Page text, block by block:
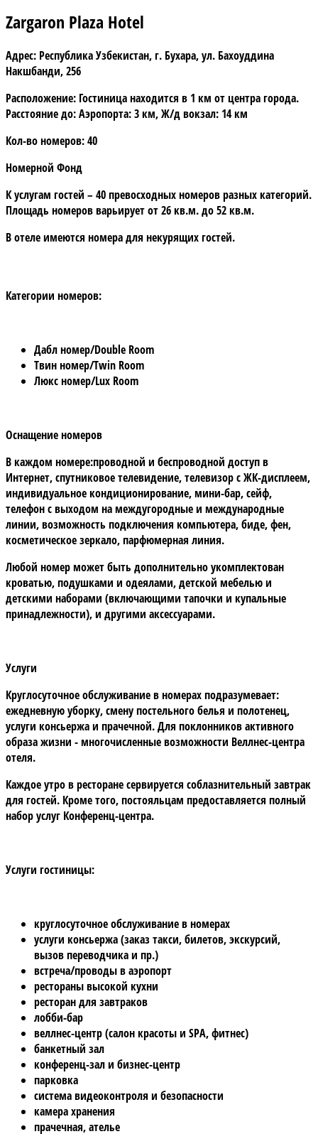
Zargaron Plaza Hotel
Адрес: Республика Узбекистан, г. Бухара, ул. Бахоуддина
Накшбанди, 256
Расположение: Гостиница находится в 1 км от центра города.
Расстояние до: Аэропорта: 3 км, Ж/д вокзал: 14 км
Кол-во номеров:40
Номерной Фонд
К услугам гостей – 40превосходных номеров разных категорий.
Площадь номеров варьирует от 26 кв.м. до 52 кв.м.
В отеле имеются номера для некурящих гостей.
Категории номеров:
Дабл номер/Double Room
Твин номер/Twin Room
Люкс номер/Lux Room
Оснащение номеров
В каждом номере:проводной и беспроводной доступ в
Интернет, спутниковое телевидение, телевизор с ЖК-дисплеем,
индивидуальное кондиционирование, мини-бар, сейф,
телефон с выходом на междугородные и международные
линии, возможность подключения компьютера, биде, фен,
косметическое зеркало, парфюмерная линия.
Любой номер может быть дополнительно укомплектован
кроватью, подушками и одеялами, детской мебелью и
детскими наборами (включающими тапочки и купальные
принадлежности), и другими аксессуарами.
Услуги
Круглосуточное обслуживание в номерах подразумевает:
ежедневную уборку, смену постельного белья и полотенец,
услуги консьержа и прачечной. Для поклонников активного
образа жизни - многочисленные возможности Веллнес-центра
отеля.
Каждое утро в ресторане сервируется соблазнительный завтрак
для гостей. Кроме того, постояльцам предоставляется полный
набор услуг Конференц-центра.
Услуги гостиницы:
круглосуточное обслуживание в номерах
услуги консьержа (заказ такси, билетов, экскурсий,
вызов переводчика и пр.)
встреча/проводы в аэропорт
рестораны высокой кухни
ресторан для завтраков
лобби-бар
веллнес-центр (салон красоты и SPA, фитнес)
банкетный зал
конференц-зал и бизнес-центр
парковка
система видеоконтроля и безопасности
камера хранения
прачечная, ателье